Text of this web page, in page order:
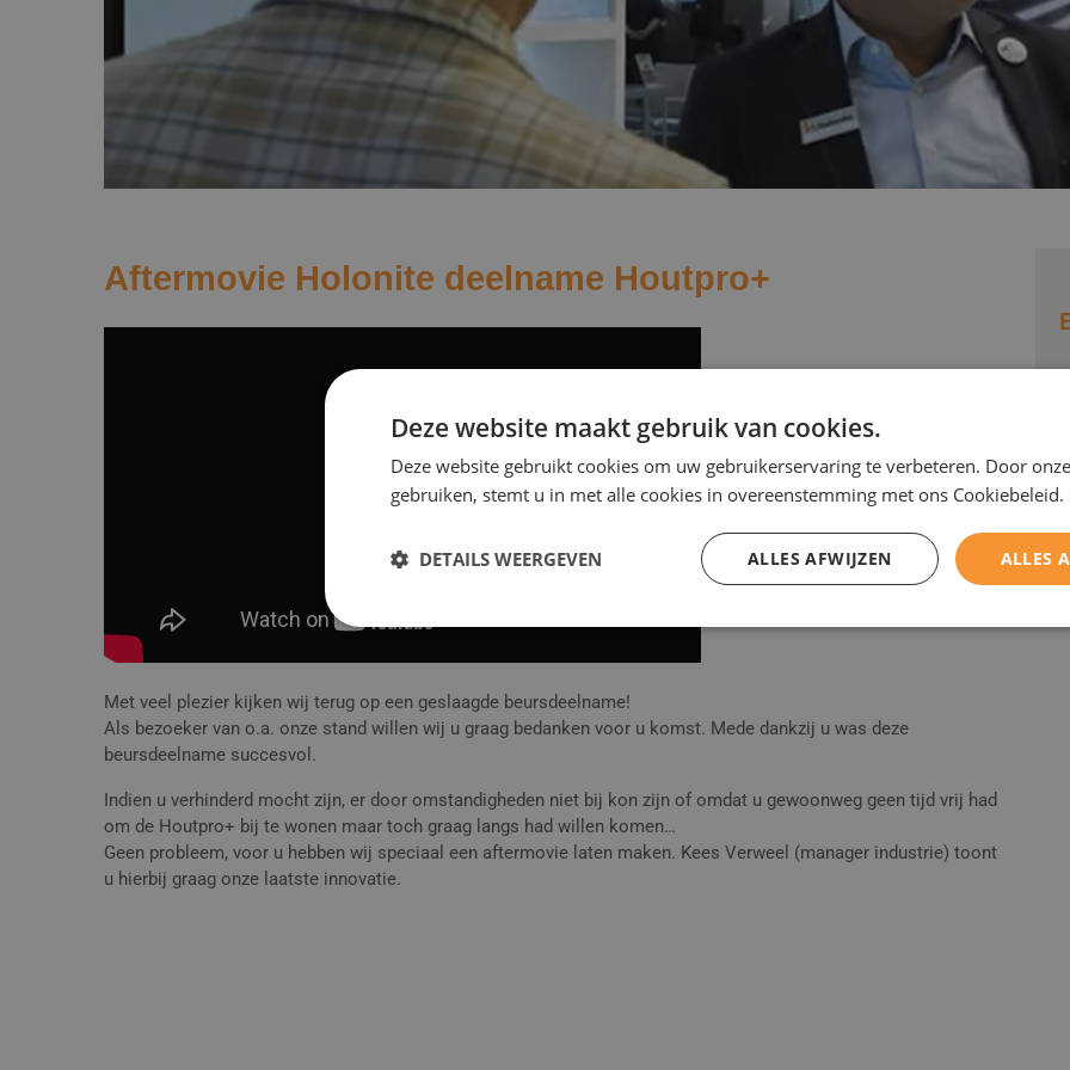
Bestelwijze
Muurafdekkers
Penantafdekkingen
Plinten
Spekbanden
Vensterbanken
Aftermovie Holonite deelname Houtpro+
Met veel plezier kijken wij terug op een geslaagde beursdeelname!
Als bezoeker van o.a. onze stand willen wij u graag bedanken voor u komst. Mede dankzij u was deze
beursdeelname succesvol.
Indien u verhinderd mocht zijn, er door omstandigheden niet bij kon zijn of omdat u gewoonweg geen tijd vrij had
om de Houtpro+ bij te wonen maar toch graag langs had willen komen…
Geen probleem, voor u hebben wij speciaal een aftermovie laten maken. Kees Verweel (manager industrie) toont
u hierbij graag onze laatste innovatie.
Deze website maakt gebruik van cookies.
Deze website gebruikt cookies om uw gebruikerservaring te verbeteren. Door
gebruiken, stemt u in met alle cookies in overeenstemming met ons Cookiebeleid.
ALLES
ALLES AFWIJZEN
DETAILS WEERGEVEN